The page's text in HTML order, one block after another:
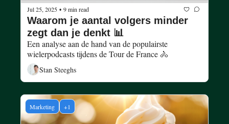
Jul 25, 2025 • 9 min read
Waarom je aantal volgers minder
zegt dan je denkt 📊
Een analyse aan de hand van de populairste
wielerpodcasts tijdens de Tour de France 🚴
Stan Steeghs
Marketing +1